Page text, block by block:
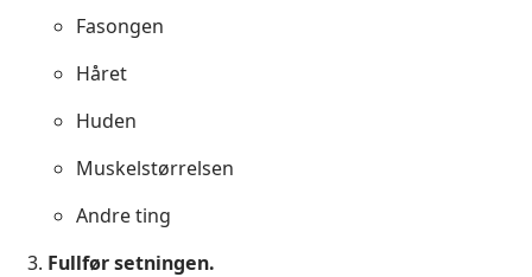
Fasongen
Håret
Huden
Muskelstørrelsen
Andre ting
Fullfør setningen.